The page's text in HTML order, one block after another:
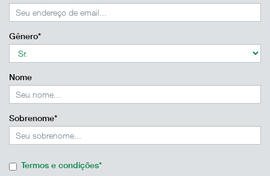
Gênero*
Nome
Sobrenome*
Termos e condições*